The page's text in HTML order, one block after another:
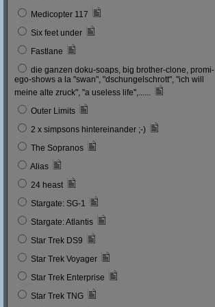
Medicopter 117
Six feet under
Fastlane
die ganzen doku-soaps, big brother-clone, promi-
ego-shows a la "swan", "dschungelschrott", "ich will
meine alte zruck", "a useless life",......
Outer Limits
2 x simpsons hintereinander ;-)
The Sopranos
Alias
24 heast
Stargate: SG-1
Stargate: Atlantis
Star Trek DS9
Star Trek Voyager
Star Trek Enterprise
Star Trek TNG